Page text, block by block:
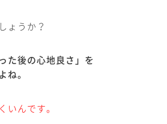
ょうか？
た後の心地良さ」を
ね。
いんです。